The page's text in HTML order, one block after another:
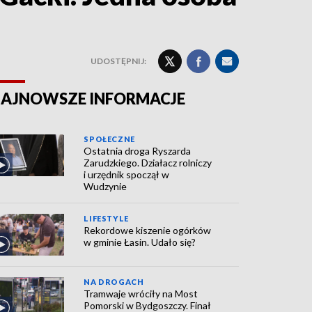
UDOSTĘPNIJ:
INFORMACJE
SPOŁECZNE
Ostatnia droga Ryszarda
Zarudzkiego. Działacz rolniczy
i urzędnik spoczął w
Wudzynie
LIFESTYLE
Rekordowe kiszenie ogórków
w gminie Łasin. Udało się?
NA DROGACH
Tramwaje wróciły na Most
Pomorski w Bydgoszczy. Finał